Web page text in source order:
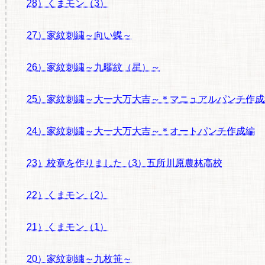
28）くまモン（3）
27）家紋刺繍～向い蝶～
26）家紋刺繍～九曜紋（星）～
25）家紋刺繍～大一大万大吉～＊マニュアルパンチ作
24）家紋刺繍～大一大万大吉～＊オートパンチ作成編
23）校章を作りました（3）五所川原農林高校
22）くまモン（2）
21）くまモン（1）
20）家紋刺繍～九枚笹～